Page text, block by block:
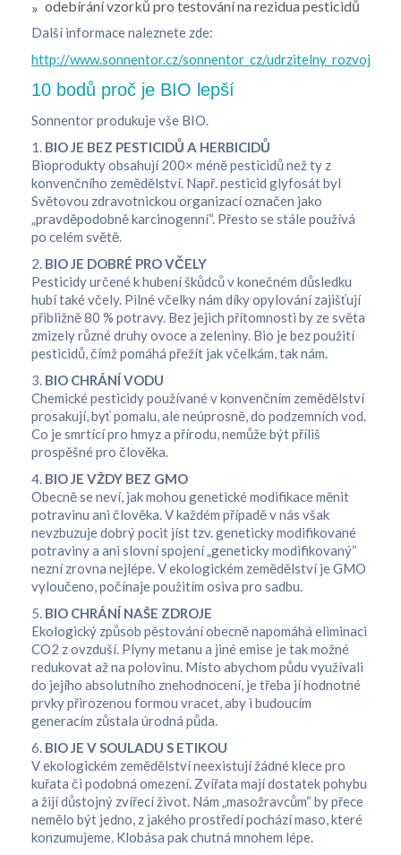
odebírání vzorků pro testování na rezidua pesticidů
Další informace naleznete zde:
http://www.sonnentor.cz/sonnentor_cz/udrzitelny_rozvoj/
10 bodů proč je BIO lepší
Sonnentor produkuje vše BIO.
1. BIO JE BEZ PESTICIDŮ A HERBICIDŮ
Bioprodukty obsahují 200× méně pesticidů než ty z
konvenčního zemědělství. Např. pesticid glyfosát byl
Světovou zdravotnickou organizací označen jako
„pravděpodobně karcinogenní“. Přesto se stále používá
po celém světě.
2. BIO JE DOBRÉ PRO VČELY
Pesticidy určené k hubení škůdců v konečném důsledku
hubí také včely. Pilné včelky nám díky opylování zajišťují
přibližně 80 % potravy. Bez jejich přítomnosti by ze světa
zmizely různé druhy ovoce a zeleniny. Bio je bez použití
pesticidů, čímž pomáhá přežít jak včelkám, tak nám.
3. BIO CHRÁNÍ VODU
Chemické pesticidy používané v konvenčním zemědělství
prosakují, byť pomalu, ale neúprosně, do podzemních vod.
Co je smrtící pro hmyz a přírodu, nemůže být příliš
prospěšné pro člověka.
4. BIO JE VŽDY BEZ GMO
Obecně se neví, jak mohou genetické modifikace měnit
potravinu ani člověka. V každém případě v nás však
nevzbuzuje dobrý pocit jíst tzv. geneticky modifikované
potraviny a ani slovní spojení „geneticky modifikovaný“
nezní zrovna nejlépe. V ekologickém zemědělství je GMO
vyloučeno, počínaje použitím osiva pro sadbu.
5. BIO CHRÁNÍ NAŠE ZDROJE
Ekologický způsob pěstování obecně napomáhá eliminaci
CO2 z ovzduší. Plyny metanu a jiné emise je tak možné
redukovat až na polovinu. Místo abychom půdu využívali
do jejího absolutního znehodnocení, je třeba jí hodnotné
prvky přirozenou formou vracet, aby i budoucím
generacím zůstala úrodná půda.
6. BIO JE V SOULADU S ETIKOU
V ekologickém zemědělství neexistují žádné klece pro
kuřata či podobná omezení. Zvířata mají dostatek pohybu
a žijí důstojný zvířecí život. Nám „masožravcům“ by přece
nemělo být jedno, z jakého prostředí pochází maso, které
konzumujeme. Klobása pak chutná mnohem lépe.